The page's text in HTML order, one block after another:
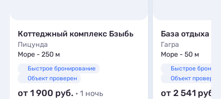
Коттеджный комплекс Бзыбь
Пицунда
Море - 250 м
Быстрое бронирование
Объект проверен
от 1 900 · 1 ночь
База отдыха
Гагра
Море - 50 м
Быстрое
Объект проверен
от 2 541